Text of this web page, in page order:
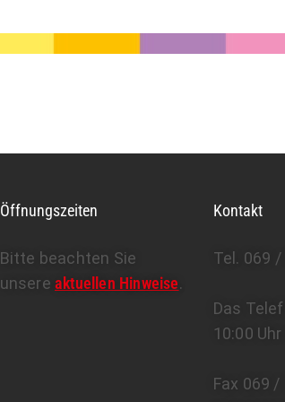
Öffnungszeiten
Bitte beachten Sie
unsere aktuellen Hinweise.
Kontakt
Tel. 069
Das
10:00
Fax 069 /